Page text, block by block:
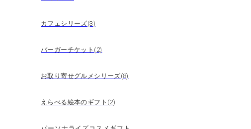
カフェシリーズ(3)
バーガーチケット(2)
お取り寄せグルメシリーズ(8)
えらべる絵本のギフト(2)